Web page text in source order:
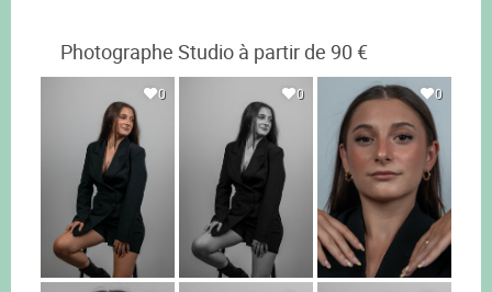
Photographe Studio à partir de 90 €
0 0 0